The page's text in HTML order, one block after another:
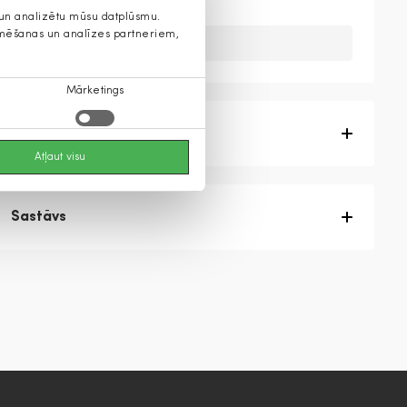
analizētu mūsu datplūsmu.
un analīzes partneriem,
Mārketings
Atļaut visu
Diemžēl, mums nav šis produkts
Produkta apraksts
Sastāvs